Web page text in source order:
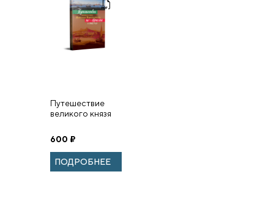
Путешествие
великого князя
Николаевича по
Италии в 1852
году
600 ₽
ПОДРОБНЕЕ